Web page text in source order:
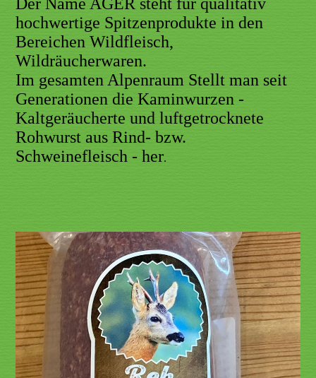
hochwertige Spitzenprodukte in den
Bereichen Wildfleisch,
Wildräucherwaren.
Im gesamten Alpenraum Stellt man seit
Generationen die Kaminwurzen -
Kaltgeräucherte und luftgetrocknete
Rohwurst aus Rind- bzw.
Schweinefleisch - her.